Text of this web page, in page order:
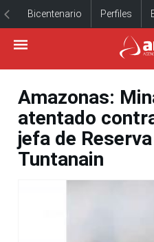
Bicentenario Perfiles
Amazonas:
atentado
jefa de
Tuntanain